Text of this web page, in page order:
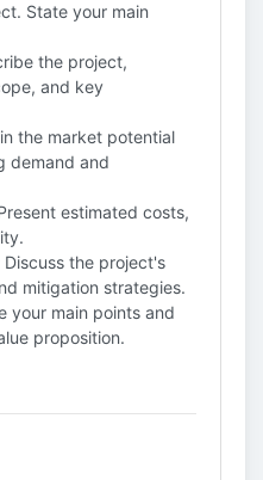
State your main
the project,
and key
the market potential
demand and
estimated costs,
Discuss the project's
mitigation strategies.
your main points and
proposition.